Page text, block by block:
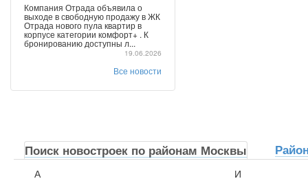
Компания Отрада объявила о
выходе в свободную продажу в ЖК
Отрада нового пула квартир в
корпусе категории комфорт+ . К
бронированию доступны л...
19.06.2026
Все новости
Поиск новостроек по районам Москвы
А
И